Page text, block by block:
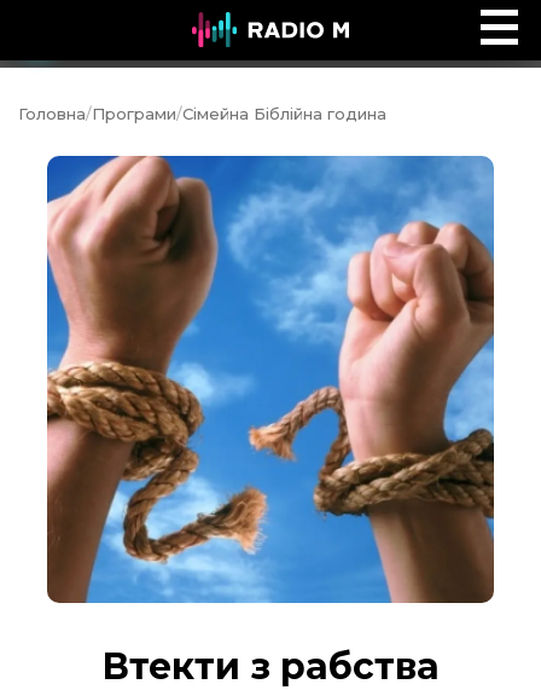
Добре, що ти тут
Головна/Програми/Сімейна Біблійна година
Втекти з рабства